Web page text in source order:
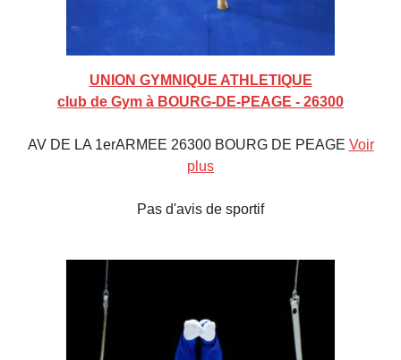
UNION GYMNIQUE ATHLETIQUE
club de Gym à BOURG-DE-PEAGE - 26300
AV DE LA 1erARMEE 26300 BOURG DE PEAGE Voir
plus
Pas d'avis de sportif